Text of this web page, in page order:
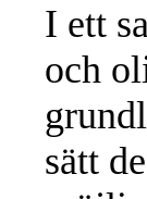
I ett
och
sätt